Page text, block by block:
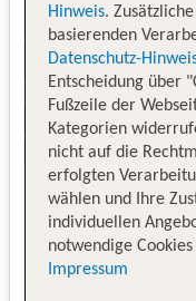
Hinweis.
basierenden
Datenschutz-
Entscheidung über
Fußzeile der
Kategorien
nicht auf die
erfolgten
wählen und Ihre
individuellen
notwendige
Impressum